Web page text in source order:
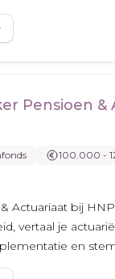
Pensioen &
100.000 -
Actuariaat bij
vertaal je
en stem